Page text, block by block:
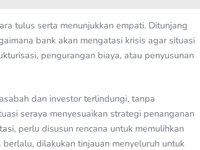
tulus serta menunjukkan empati. Ditunjang
bank akan mengatasi krisis agar situasi
pengurangan biaya, atau penyusunan
dan investor terlindungi, tanpa
seraya menyesuaikan strategi penanganan
perlu disusun rencana untuk memulihkan
dilakukan tinjauan menyeluruh untuk